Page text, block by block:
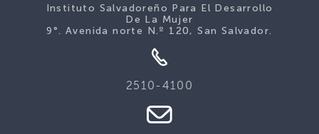
Instituto Salvadoreño Para El Desarrollo
De La Mujer
9°. Avenida norte N.º 120, San Salvador.
2510-4100